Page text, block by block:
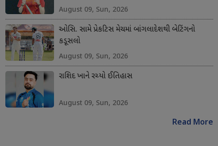
August 09, Sun, 2026
ઓસિ. સામે પ્રેકટિસ મેચમાં બાંગલાદેશથી બેટિંગનો
કડૂસલો
August 09, Sun, 2026
રાશિદ ખાને રચ્યો ઈતિહાસ
August 09, Sun, 2026
Read More